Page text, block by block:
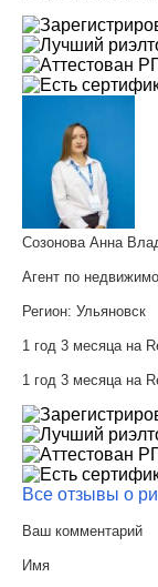
Созонова Анна
Агент по
Регион: Ульяновск
1 год 3 месяца на
1 год 3 месяца на
Все отзывы о
Ваш комментарий
Имя